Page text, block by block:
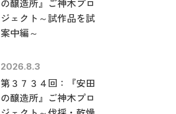
の醸造所』ご神木プロ
ジェクト～試作品を試
案中編～
2026.8.3
第３７３４回：『安田
の醸造所』ご神木プロ